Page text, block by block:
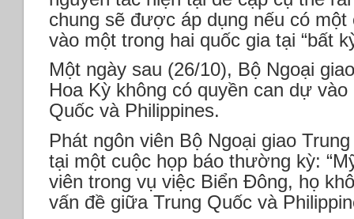
chung sẽ được áp dụng nếu có
vào một trong hai quốc gia tại “bất
Một ngày sau (26/10), Bộ Ngoại
Hoa Kỳ không có quyền can dự
Quốc và Philippines.
Phát ngôn viên Bộ Ngoại giao
tại một cuộc họp báo thường kỳ:
viên trong vụ việc Biển Đông, họ
vấn đề giữa Trung Quốc và